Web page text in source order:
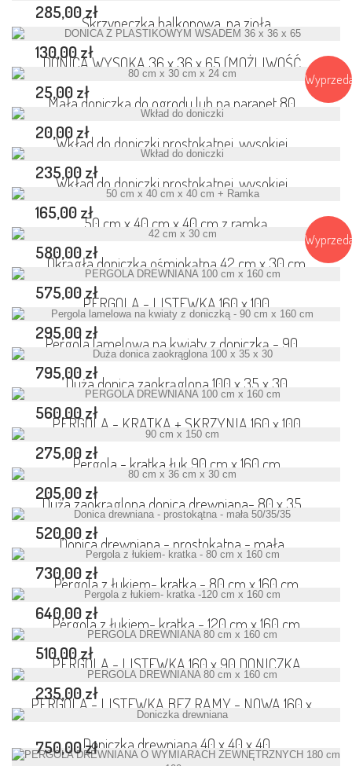
Skrzyneczka balkonowa, na zioła
DONICA WYSOKA 36 x 36 x 65 (MOŻLIWOŚĆ...
285,00 zł
Mała doniczka do ogrodu lub na parapet 80...
130,00 zł
Wkład do doniczki prostokątnej, wysokiej...
25,00 zł
Wkład do doniczki prostokątnej, wysokiej...
20,00 zł
50 cm x 40 cm x 40 cm z ramką
235,00 zł
Okrągła doniczka ośmiokątna 42 cm x 30 cm
165,00 zł
PERGOLA - LISTEWKA 160 x 100
580,00 zł
Pergola lamelowa na kwiaty z doniczką - 90...
575,00 zł
Duża donica zaokrąglona 100 x 35 x 30
295,00 zł
PERGOLA - KRATKA + SKRZYNIA 160 x 100
795,00 zł
Pergola - kratka łuk 90 cm x 160 cm
560,00 zł
Duża zaokrąglona donica drewniana- 80 x 35...
275,00 zł
Donica drewniana - prostokątna - mała...
205,00 zł
Pergola z łukiem- kratka - 80 cm x 160 cm
520,00 zł
Pergola z łukiem- kratka - 120 cm x 160 cm
730,00 zł
PERGOLA - LISTEWKA 160 x 90 DONICZKA
640,00 zł
PERGOLA - LISTEWKA BEZ RAMY - NOWA 160 x...
510,00 zł
Doniczka drewniana 40 x 40 x 40
235,00 zł
750,00 zł